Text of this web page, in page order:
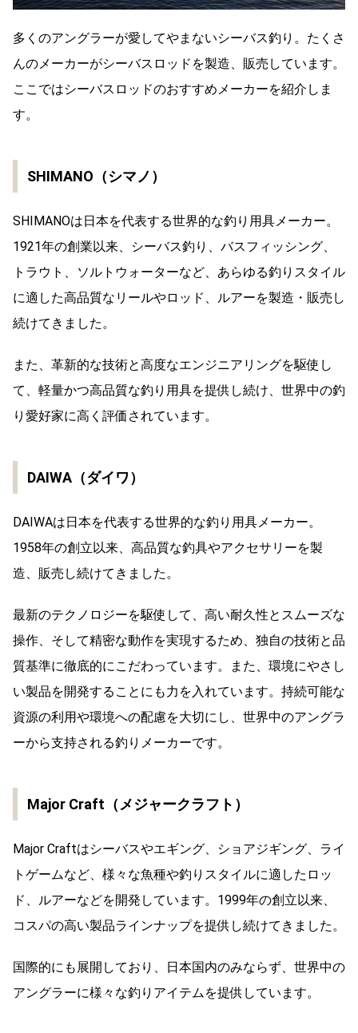
多くのアングラーが愛してやまないシーバス釣り。たくさ
んのメーカーがシーバスロッドを製造、販売しています。
ここではシーバスロッドのおすすめメーカーを紹介しま
す。
SHIMANO（シマノ）
SHIMANOは日本を代表する世界的な釣り用具メーカー。
1921年の創業以来、シーバス釣り、バスフィッシング、
トラウト、ソルトウォーターなど、あらゆる釣りスタイル
に適した高品質なリールやロッド、ルアーを製造・販売し
続けてきました。
また、革新的な技術と高度なエンジニアリングを駆使し
て、軽量かつ高品質な釣り用具を提供し続け、世界中の釣
り愛好家に高く評価されています。
DAIWA（ダイワ）
DAIWAは日本を代表する世界的な釣り用具メーカー。
1958年の創立以来、高品質な釣具やアクセサリーを製
造、販売し続けてきました。
最新のテクノロジーを駆使して、高い耐久性とスムーズな
操作、そして精密な動作を実現するため、独自の技術と品
質基準に徹底的にこだわっています。また、環境にやさし
い製品を開発することにも力を入れています。持続可能な
資源の利用や環境への配慮を大切にし、世界中のアングラ
ーから支持される釣りメーカーです。
Major Craft（メジャークラフト）
Major Craftはシーバスやエギング、ショアジギング、ライ
トゲームなど、様々な魚種や釣りスタイルに適したロッ
ド、ルアーなどを開発しています。1999年の創立以来、
コスパの高い製品ラインナップを提供し続けてきました。
国際的にも展開しており、日本国内のみならず、世界中の
アングラーに様々な釣りアイテムを提供しています。